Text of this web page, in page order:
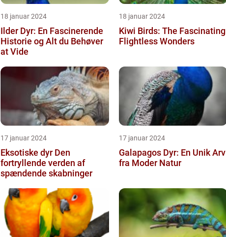
18 januar 2024
Ilder Dyr: En Fascinerende
Historie og Alt du Behøver
at Vide
18 januar 2024
Kiwi Birds: The Fascinating
Flightless Wonders
17 januar 2024
Eksotiske dyr Den
fortryllende verden af
spændende skabninger
17 januar 2024
Galapagos Dyr: En Unik Arv
fra Moder Natur